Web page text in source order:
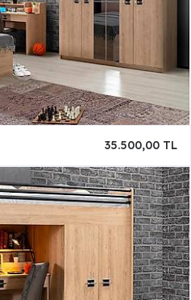
35.500,00 TL